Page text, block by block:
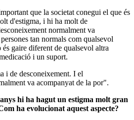
que la societat conegui el que és
d'estigma, i hi ha molt de
normalment va
tan normals com qualsevol
gaire diferent de qualsevol altra
i un suport.
i de desconeixement. I el
va acompanyat de la por".
hi ha hagut un estigma molt gran
ha evolucionat aquest aspecte?